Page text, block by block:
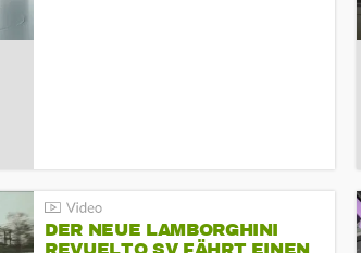
DER NEUE LAMBORGHINI